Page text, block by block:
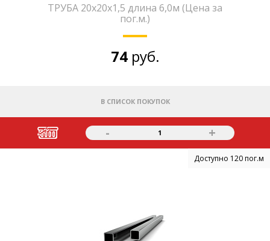
ТРУБА 20х20х1,5 длина 6,0м (Цена за
пог.м.)
74 руб.
В СПИСОК ПОКУПОК
- 1 +
Доступно 120 пог.м